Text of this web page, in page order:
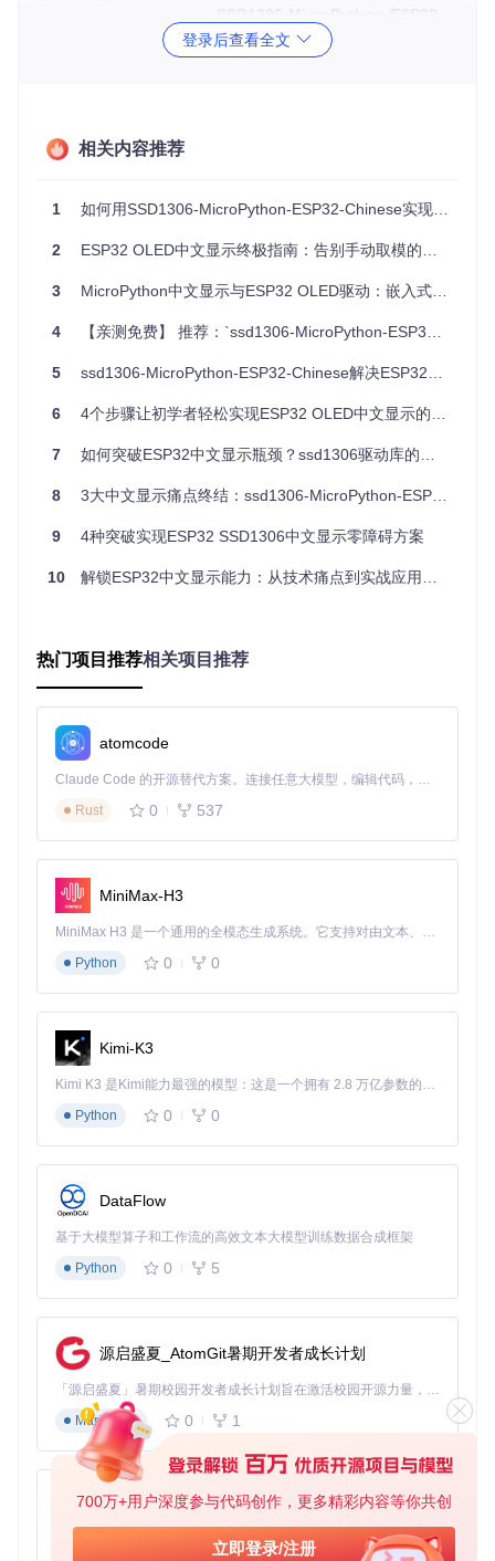
700万+用户深度参与代码创作，更多精彩内容等你共创
立即登录/注册
传统方案
Chinese
需手动处
开发效
差（需适
这款库就像为ESP32量身定制的"中文显示翻译官"，让原本需
要复杂配置的中文显示功能变得如同调用print() 函数一样简
二、零基础部署流程
环境准备清单
硬件要求：
ESP32开发板（任意型号，推荐ESP32-WROOM-32）
SSD1306 OLED显示屏（128x64分辨率，I2C接口）
杜邦线3根（用于I2C连接）
软件环境：
快速安装步骤
获取项目代码
git clone
上传核心文件 通过IDE将以下文件上传至ESP32：
oled_show.py
硬件接线
ESP32引脚 OLED引脚
3.3V
VCC
电源
GND
GPIO18
⚠️ 注意事项：确保使用3.3V电压，不要接5V，否则可能损
坏ESP32或OLED屏幕。I2C地址默认为0x3C，如无法通信
可通过I2C扫描工具确认设备地址。
三、实战应用场景
场景一：环境监测终端
# 初始化OLED显示
display = OLED_Show(sda_pin=18 , scl_pin=23)
# 模拟传感器数据
def get_sensor_data
return {
"humidity": 62.3,
"pm25": 32
登录后查看全文
相关内容推荐
1 如何用SSD1306-MicroPython-ESP32-Chinese实现OLED中文显示？超简单教程✨
2 ESP32 OLED中文显示终极指南：告别手动取模的烦恼！🎯
3 MicroPython中文显示与ESP32 OLED驱动：嵌入式中文显示解决方案全攻略
4 【亲测免费】 推荐：`ssd1306-MicroPython-ESP32-Chinese` - 在ESP32上轻松实现OLED显示中文
5 ssd1306-MicroPython-ESP32-Chinese解决ESP32中文显示难题：实现高效OLED中文界面的5个关键策略
6 4个步骤让初学者轻松实现ESP32 OLED中文显示的完整指南
7 如何突破ESP32中文显示瓶颈？ssd1306驱动库的深度优化与实践指南
8 3大中文显示痛点终结：ssd1306-MicroPython-ESP32-Chinese开源项目实战指南
9 4种突破实现ESP32 SSD1306中文显示零障碍方案
10 解锁ESP32中文显示能力：从技术痛点到实战应用的完整指南
热门项目推荐相关项目推荐
atomcode
Claude Code 的开源替代方案。连接任意大模型，编辑代码，运行命令，自动验证 — 全自动执行。用 Rust 构建，极致性能。 ｜ An open-source alternative to Claude Code. Connect any LLM, edit code, run commands, and verify changes — autonomously. Built in Rust for speed. Get Started
Rust
0 537
MiniMax-H3
MiniMax H3 是一个通用的全模态生成系统。它支持对由文本、图像、视频和音频组成的多模态上下文进行统一理解，并能生成分辨率高达 2K、时长可达 15 秒的带原生立体声音频的视频。得益于面向任务泛化的系统设计，H3 在预训练阶段就已具备广泛的多模态上下文理解与生成能力，能够出色地执行复杂的多模态指令。
Python
0 0
Kimi-K3
Kimi K3 是Kimi能力最强的模型：这是一个拥有 2.8 万亿参数的混合专家（MoE）模型，具备原生视觉理解能力，并支持 100 万 token 的上下文窗口。
Python
0 0
DataFlow
基于大模型算子和工作流的高效文本大模型训练数据合成框架
Python
0 5
源启盛夏_AtomGit暑期开发者成长计划
「源启盛夏」暑期校园开发者成长计划旨在激活校园开源力量，通过积分激励、认证扶持、资源倾斜等形式，引导高校组织和开发者完成「入驻 — 建项目 — 做贡献 — 获认证 — 得资源」的完整闭环。无论你是想带领社团入驻平台的组织者，还是希望用代码贡献证明自己的开发者，都能在这里找到属于你的成长路径。
Markdown
0 1
py-xiaozhi
基于Python的Xiaozhi AI，适用于想要完整Xiaozhi体验而无需拥有专用硬件的用户。